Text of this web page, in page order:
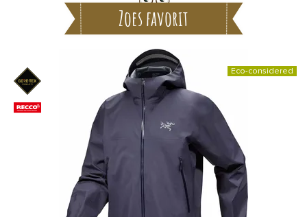
Zoes favorit
Eco-considered